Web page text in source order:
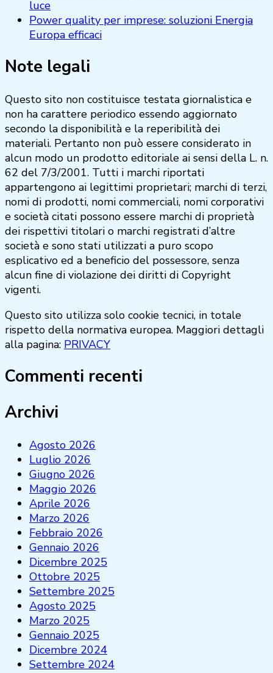
luce
Power quality per imprese: soluzioni Energia
Europa efficaci
Note legali
Questo sito non costituisce testata giornalistica e
non ha carattere periodico essendo aggiornato
secondo la disponibilità e la reperibilità dei
materiali. Pertanto non può essere considerato in
alcun modo un prodotto editoriale ai sensi della L. n.
62 del 7/3/2001. Tutti i marchi riportati
appartengono ai legittimi proprietari; marchi di terzi,
nomi di prodotti, nomi commerciali, nomi corporativi
e società citati possono essere marchi di proprietà
dei rispettivi titolari o marchi registrati d’altre
società e sono stati utilizzati a puro scopo
esplicativo ed a beneficio del possessore, senza
alcun fine di violazione dei diritti di Copyright
vigenti.
Questo sito utilizza solo cookie tecnici, in totale
rispetto della normativa europea. Maggiori dettagli
alla pagina: PRIVACY
Commenti recenti
Archivi
Agosto 2026
Luglio 2026
Giugno 2026
Maggio 2026
Aprile 2026
Marzo 2026
Febbraio 2026
Gennaio 2026
Dicembre 2025
Ottobre 2025
Settembre 2025
Agosto 2025
Marzo 2025
Gennaio 2025
Dicembre 2024
Settembre 2024